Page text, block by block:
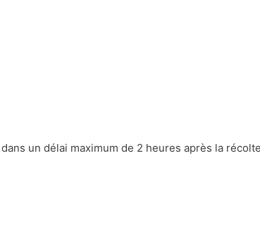
un délai maximum de 2 heures après la